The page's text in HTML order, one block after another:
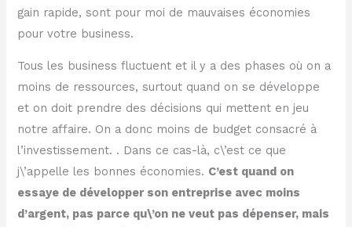
gain rapide, sont pour moi de mauvaises économies
pour votre business.
Tous les business fluctuent et il y a des phases où on a
moins de ressources, surtout quand on se développe
et on doit prendre des décisions qui mettent en jeu
notre affaire. On a donc moins de budget consacré à
l’investissement. . Dans ce cas-là, c\’est ce que
j\’appelle les bonnes économies. C’est quand on
essaye de développer son entreprise avec moins
d’argent, pas parce qu\’on ne veut pas dépenser, mais